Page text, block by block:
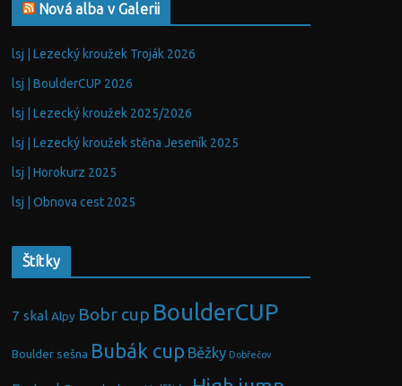
Nová alba v Galerii
lsj | Lezecký kroužek Troják 2026
lsj | BoulderCUP 2026
lsj | Lezecký kroužek 2025/2026
lsj | Lezecký kroužek stěna Jeseník 2025
lsj | Horokurz 2025
lsj | Obnova cest 2025
Štítky
7 skal Alpy Bobr cup BoulderCUP
Boulder sešna Bubák cup Běžky Dobřečov